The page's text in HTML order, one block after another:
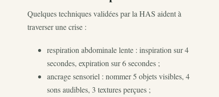
Quelques techniques validées par la HAS aident à
traverser une crise :
respiration abdominale lente : inspiration sur 4
secondes, expiration sur 6 secondes ;
ancrage sensoriel : nommer 5 objets visibles, 4
sons audibles, 3 textures perçues ;